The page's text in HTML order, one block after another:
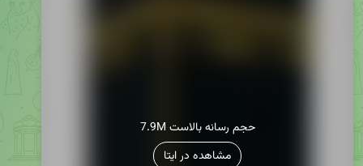
7.9M حجم رسانه بالاست
مشاهده در ایتا